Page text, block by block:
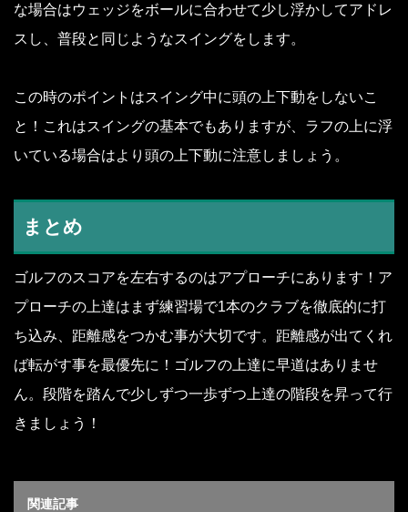
な場合はウェッジをボールに合わせて少し浮かしてアドレ
スし、普段と同じようなスイングをします。
この時のポイントはスイング中に頭の上下動をしないこ
と！これはスイングの基本でもありますが、ラフの上に浮
いている場合はより頭の上下動に注意しましょう。
まとめ
ゴルフのスコアを左右するのはアプローチにあります！ア
プローチの上達はまず練習場で1本のクラブを徹底的に打
ち込み、距離感をつかむ事が大切です。距離感が出てくれ
ば転がす事を最優先に！ゴルフの上達に早道はありませ
ん。段階を踏んで少しずつ一歩ずつ上達の階段を昇って行
きましょう！
関連記事